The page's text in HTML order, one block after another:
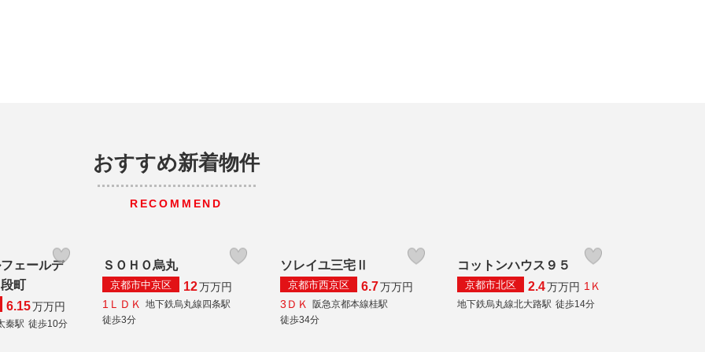
おすすめ新着物件
RECOMMEND
ェールデ
町
6.15万万円
秦駅 徒歩10分
ＳＯＨＯ烏丸
京都市中京区 12万万円
1ＬＤＫ
地下鉄烏丸線四条駅
徒歩3分
ソレイユ三宅Ⅱ
京都市西京区 6.7万万円
3ＤＫ
阪急京都本線桂駅
徒歩34分
コットンハウス９５
京都市北区 2.4万万円 1Ｋ
地下鉄烏丸線北大路駅 徒歩14分